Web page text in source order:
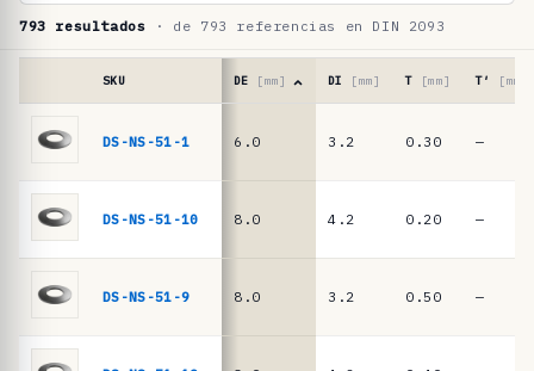
l
a
e
e
n
793 resultados · de 793 referencias en DIN 2093
muelles
platillo
2093
DIN
SKU DE [mm] DI [mm] T [mm] T′ [mm]
DS-NS-51-1 6.0 3.2 0.30 —
DS-NS-51-10 8.0 4.2 0.20 —
DS-NS-51-9 8.0 3.2 0.50 —